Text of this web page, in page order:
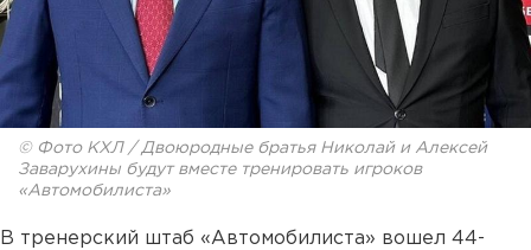
© Фото КХЛ / Двоюродные братья Николай и Алексей
Заварухины будут вместе тренировать игроков
«Автомобилиста»
В тренерский штаб «Автомобилиста» вошел 44-